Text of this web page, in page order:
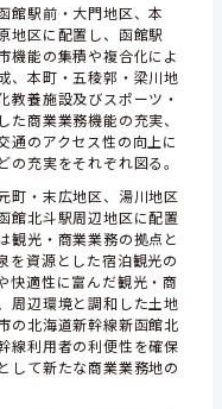
館駅前・大門地区、本
地区に配置し、函館駅
機能の集積や複合化によ
、本町・五稜郭・梁川地
教養施設及びスポーツ・
た商業業務機能の充実、
通のアクセス性の向上に
の充実をそれぞれ図る。
町・末広地区、湯川地区
館北斗駅周辺地区に配置
観光・商業業務の拠点と
を資源とした宿泊観光の
快適性に富んだ観光・商
周辺環境と調和した土地
の北海道新幹線新函館北
線利用者の利便性を確保
して新たな商業業務地の